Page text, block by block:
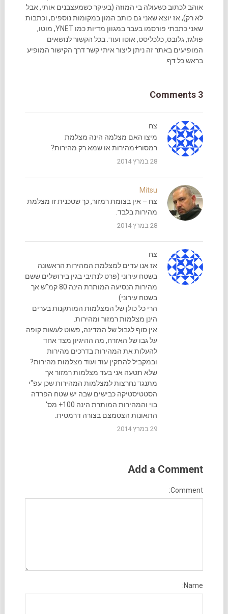
אוהב לכתוב כשעולה בי המוזה (בעיקר כשמעצבנים אותי, אבל
לא רק), אז יוצא שאני גם כותב המון במקומות נוספים, וכתבות
שאני כתבתי פורסמו בעבר במגוון מדיות כמו YNET, מוטו,
פולגז, גלובס, כלכליסט, אוטו ועוד. בכל הקשור לנושאים
המופיעים באתר זה ניתן ליצור איתי קשר דרך הקישור המופיע
בראש כל דף.
3 Comments
צח
מיצו האם מצלמה הינה מצלמת
רמסור+מהירות או שמא רק מהירות?
28 במרץ 2014
Mitsu
צח – אין בצומת רמזור, כך שטכנית זו מצלמת
מהירות בלבד.
28 במרץ 2014
צח
אז אנו עדים למצלמת המהירות הראשונה
בשטח עירוני (פרט לנתיבי בגין בירושלים ששם
מהירות הנסיעה המותרת הינה 80 קמ"ש אך
בשטח עירוני)
הרי כל כולן של המצלמות המותקנות בערים
הינן מצלמות רמזור ומהירות.
אין סוף לגבול של המדינה, פשוט לעשות קופה
על גבו של האזרח, מה ההיגיון מצד אחד
להעלות את המהירות בדרכים מהירות
ובמקביל להתקין עוד ועוד מצלמות מהירות?
שלא תטעה אני בעד מצלמות רמזור אך
מתנגד נחרצות למצלמות המהירות שכן עפ"י
הסטטיסטיקה כבישים שבה יש שטח הפרדה
בוי והמהירות המותרת הינה 100+ מס'
התאונות הצטמצם בצורה דרמטית.
29 במרץ 2014
Add a Comment
Comment:
Name: